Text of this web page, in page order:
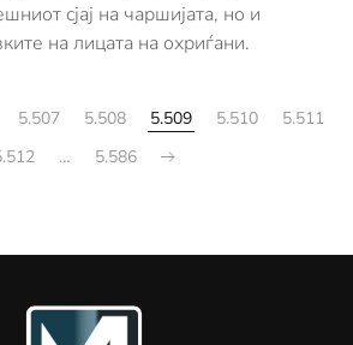
сјај на чаршијата, но и
на лицата на охриѓани.
5.507 5.508 5.509 5.510
5.511
… 5.586